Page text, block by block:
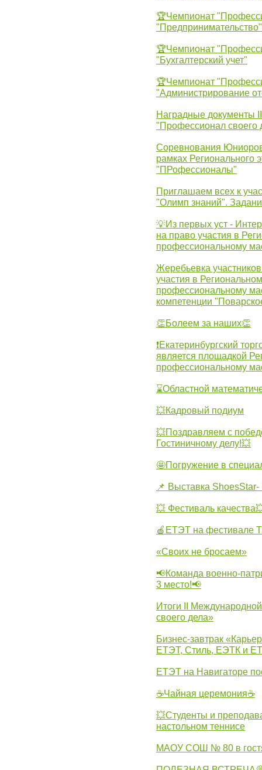
🏆Чемпионат
"Предпринимательство"
🏆Чемпионат
"Бухгалтерский учет"
🏆Чемпионат
"Администрирование
Наградные документы
"Профессионал своего
Соревнования
рамках Регионального
"ПРофессионалы"
Приглашаем всех к
"Олимп знаний".
💡Из первых уст -
на право участия в
профессиональному
Жеребьевка
участия в
профессиональному
компетенции
👏Болеем за наших👏
❗Екатеринбургский
является площадкой
профессиональному
⌛Областной
💥Кадровый подиум
💥Поздравляем с
Гостиничному делу!💥
🤩Погружение в
📌 Выставка ShoesStar-
💥 Фестиваль
🍎ЕТЭТ на фестивале
«Своих не бросаем»
📢Команда военно-
3 место!📢
Итоги II
своего дела»
Бизнес-завтрак
ЕТЭТ, Стиль, ЕЭТК и
ЕТЭТ на Навигаторе
☕Чайная церемония☕
💥Студенты и
настольном теннисе
МАОУ СОШ № 80 в